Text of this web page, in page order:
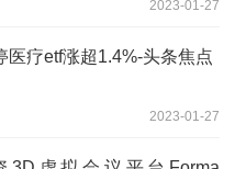
2023-01-27
医疗etf涨超1.4%-头条焦点
2023-01-27